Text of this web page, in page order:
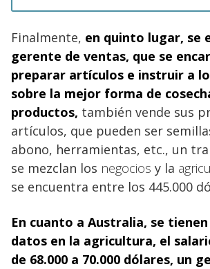
Finalmente, en quinto lugar, se
gerente de ventas, que se
preparar artículos e instruir a
sobre la mejor forma de
productos, también vende sus
artículos, que pueden ser
abono, herramientas, etc., un
se mezclan los negocios y la
se encuentra entre los 445.000
En cuanto a Australia, se
datos en la agricultura, el
de 68.000 a 70.000 dólares, un